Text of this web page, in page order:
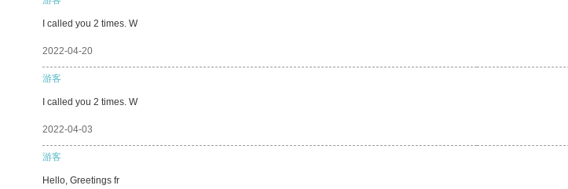
I called you 2 times. W
2022-04-20
游客
I called you 2 times. W
2022-04-03
游客
Hello, Greetings fr